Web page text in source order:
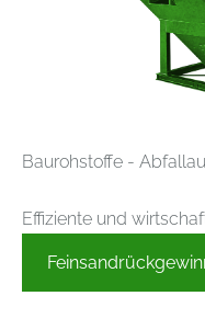
Baurohstoffe -
Effiziente und